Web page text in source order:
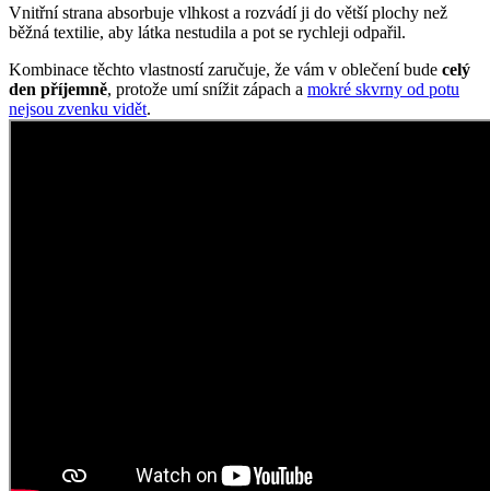
Vnitřní strana absorbuje vlhkost a rozvádí ji do větší plochy než
běžná textilie, aby látka nestudila a pot se rychleji odpařil.
Kombinace těchto vlastností zaručuje, že vám v oblečení bude celý
den příjemně, protože umí snížit zápach a mokré skvrny od potu
nejsou zvenku vidět.